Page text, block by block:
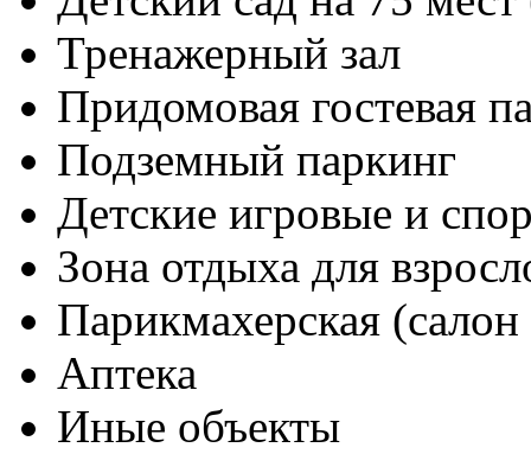
Тренажерный зал
Придомовая гостевая
Подземный паркинг
Детские игровые и
Зона отдыха для
Парикмахерская
Аптека
Иные объекты